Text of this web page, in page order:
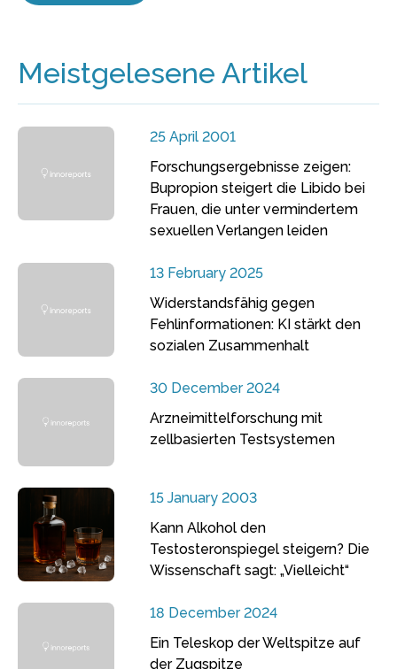
Meistgelesene Artikel
25 April 2001
Forschungsergebnisse zeigen:
Bupropion steigert die Libido bei
Frauen, die unter vermindertem
sexuellen Verlangen leiden
13 February 2025
Widerstandsfähig gegen
Fehlinformationen: KI stärkt den
sozialen Zusammenhalt
30 December 2024
Arzneimittelforschung mit
zellbasierten Testsystemen
15 January 2003
Kann Alkohol den
Testosteronspiegel steigern? Die
Wissenschaft sagt: „Vielleicht“
18 December 2024
Ein Teleskop der Weltspitze auf
der Zugspitze